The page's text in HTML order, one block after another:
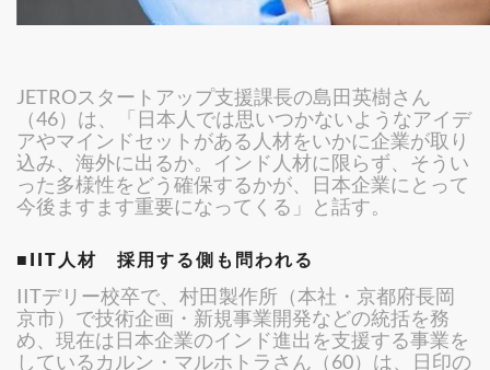
JETROスタートアップ支援課長の島田英樹さん
（46）は、「日本人では思いつかないようなアイデ
アやマインドセットがある人材をいかに企業が取り
込み、海外に出るか。インド人材に限らず、そうい
った多様性をどう確保するかが、日本企業にとって
今後ますます重要になってくる」と話す。
■IIT人材 採用する側も問われる
IITデリー校卒で、村田製作所（本社・京都府長岡
京市）で技術企画・新規事業開発などの統括を務
め、現在は日本企業のインド進出を支援する事業を
しているカルン・マルホトラさん（60）は、日印の